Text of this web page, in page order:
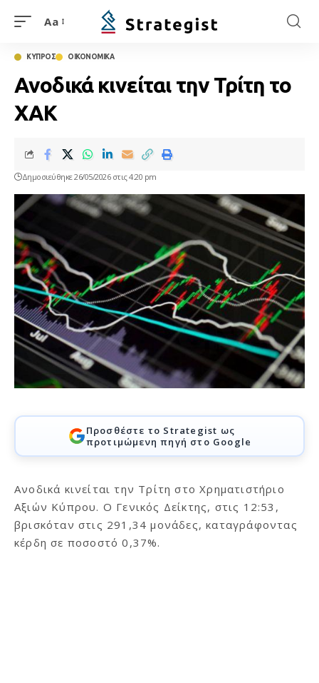
Aa
ΚΥΠΡΟΣ ΟΙΚΟΝΟΜΙΚΑ
Ανοδικά κινείται την Τρίτη το
ΧΑΚ
Δημοσιεύθηκε 26/05/2026 στις 4:20 pm
Προσθέστε το Strategist ως
προτιμώμενη πηγή στο Google
Ανοδικά κινείται την Τρίτη στο Χρηματιστήριο
Αξιών Κύπρου. Ο Γενικός Δείκτης, στις 12:53,
βρισκόταν στις 291,34 μονάδες, καταγράφοντας
κέρδη σε ποσοστό 0,37%.